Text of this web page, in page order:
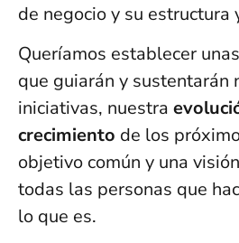
de negocio y su estructura
Queríamos establecer unas
que guiarán y sustentarán
iniciativas, nuestra
crecimiento de los
objetivo común y una
todas las personas que
lo que es.